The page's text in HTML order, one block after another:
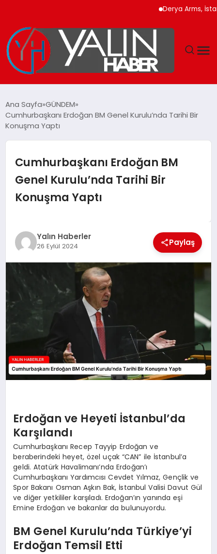
Derya Arms,
YAŞAM
TEKNOLOJİ
MAGAZİN
SAĞLIK
Ana Sayfa GÜNDEM
Cumhurbaşkanı Erdoğan BM Genel Kurulu’nda Tarihi Bir
Konuşma Yaptı
Cumhurbaşkanı Erdoğan BM
Genel Kurulu’nda Tarihi Bir
Konuşma Yaptı
Yalın Haberler
26 Eylül 2024 Paylaş
Erdoğan ve Heyeti İstanbul’da
Karşılandı
Cumhurbaşkanı Recep Tayyip Erdoğan ve
beraberindeki heyet, özel uçak “CAN” ile İstanbul’a
geldi. Atatürk Havalimanı’nda Erdoğan’ı
Cumhurbaşkanı Yardımcısı Cevdet Yılmaz, Gençlik ve
Spor Bakanı Osman Aşkın Bak, İstanbul Valisi Davut Gül
ve diğer yetkililer karşıladı. Erdoğan’ın yanında eşi
Emine Erdoğan ve bakanlar da bulunuyordu.
BM Genel Kurulu’nda Türkiye’yi
Erdoğan Temsil Etti